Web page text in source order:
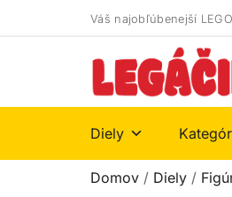
Váš najobľúbenejší
Diely
Domov / Diely /